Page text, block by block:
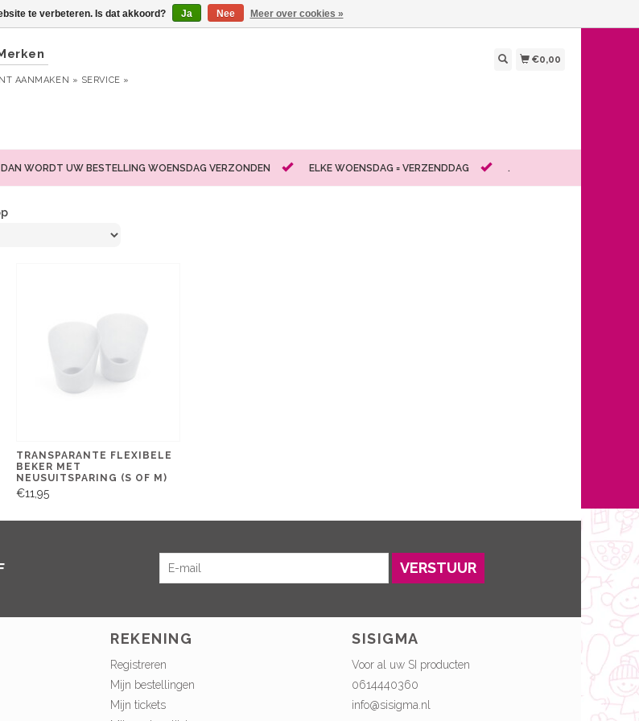
AANMAKEN » SERVICE »
€0,00
DAN WORDT UW BESTELLING WOENSDAG VERZONDEN ELKE WOENSDAG = VERZENDDAG .
TRANSPARANTE FLEXIBELE
BEKER MET
NEUSUITSPARING (S OF M)
€11,95
VERSTUUR
REKENING
Registreren
Mijn bestellingen
Mijn tickets
SISIGMA
Voor al uw SI producten
0614440360
info@sisigma.nl
te verbeteren. Is dat akkoord? Ja Nee Meer over cookies »